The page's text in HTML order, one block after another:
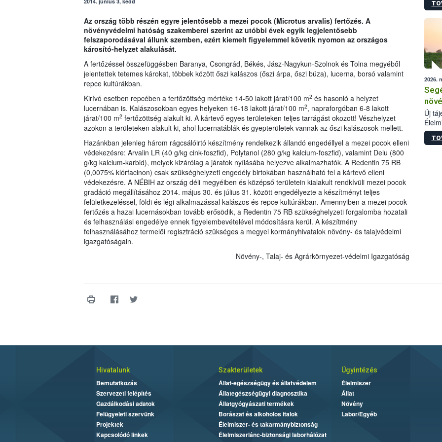
Az ország több részén egyre jelentősebb a mezei pocok (Microtus arvalis) fertőzés. A
növényvédelmi hatóság szakemberei szerint az utóbbi évek egyik legjelentősebb
felszaporodásával állunk szemben, ezért kiemelt figyelemmel követik nyomon az országos
károsító-helyzet alakulását.
A fertőzéssel összefüggésben Baranya, Csongrád, Békés, Jász-Nagykun-Szolnok és Tolna megyéből
jelentettek tetemes károkat, többek között őszi kalászos (őszi árpa, őszi búza), lucerna, borsó valamint
repce kultúrákban.
Kirívó esetben repcében a fertőzöttség mértéke 14-50 lakott járat/100 m2és hasonló a helyzet
lucernában is. Kalászosokban egyes helyeken 16-18 lakott járat/100 m2, napraforgóban 6-8 lakott
járat/100 m2fertőzöttség alakult ki. A kártevő egyes területeken teljes tarrágást okozott! Vészhelyzet
azokon a területeken alakult ki, ahol lucernatáblák és gyepterületek vannak az őszi kalászosok mellett.
Hazánkban jelenleg három rágcsálóirtó készítmény rendelkezik állandó engedéllyel a mezei pocok elleni
védekezésre: Arvalin LR (40 g/kg cink-foszfid), Polytanol (280 g/kg kalcium-foszfid), valamint Delu (800
g/kg kalcium-karbid), melyek kizárólag a járatok nyílásába helyezve alkalmazhatók. A Redentin 75 RB
(0,0075% klórfacinon) csak szükséghelyzeti engedély birtokában használható fel a kártevő elleni
védekezésre. A NÉBIH az ország déli megyéiben és középső területein kialakult rendkívüli mezei pocok
gradáció megállításához 2014. május 30. és július 31. között engedélyezte a készítményt teljes
felületkezeléssel, földi és légi alkalmazással kalászos és repce kultúrákban. Amennyiben a mezei pocok
fertőzés a hazai lucernásokban tovább erősödik, a Redentin 75 RB szükséghelyzeti forgalomba hozatali
és felhasználási engedélye ennek figyelembevételével módosításra kerül. A készítmény
felhasználásához termelői regisztráció szükséges a megyei kormányhivatalok növény- és talajvédelmi
igazgatóságain.
Növény-, Talaj- és Agrárkörnyezet-védelmi Igazgatóság
kis
2026.
Új
Hivatalunk
Bemutatkozás
Szervezeti felépítés
Gazdálkodási adatok
Felügyeleti szervünk
Projektek
Kapcsolódó linkek
Szakterületek
Állat-egészségügy és állatvédelem
Állategészségügyi diagnosztika
Állatgyógyászati termékek
Borászat és alkoholos italok
Élelmiszer- és takarmánybiztonság
Élelmiszerlánc-biztonsági laborhálózat
Ügyintézés
Élelmiszer
Állat
Növény
Labor/Egyéb